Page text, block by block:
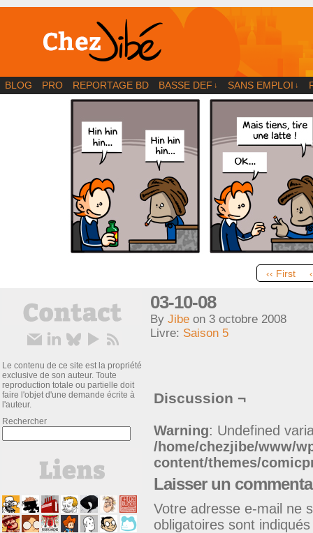
BD | Illustration | Blog
BLOG PRO REPORTAGE BD BASSE DEF ↓ SANS EMPLOI ↓
‹‹ First
Le contenu de ce site est la propriété
exclusive de son auteur. Toute
reproduction totale ou partielle doit
faire l'objet d'une demande écrite à
l'auteur.
Rechercher
03-10-08
By Jibe on 3 octobre 2008
Livre: Saison 5
Discussion ¬
Warning: Undefined
/home/chezjibe/www/
content/themes/
Laisser un
Votre adresse e-mail ne
obligatoires sont